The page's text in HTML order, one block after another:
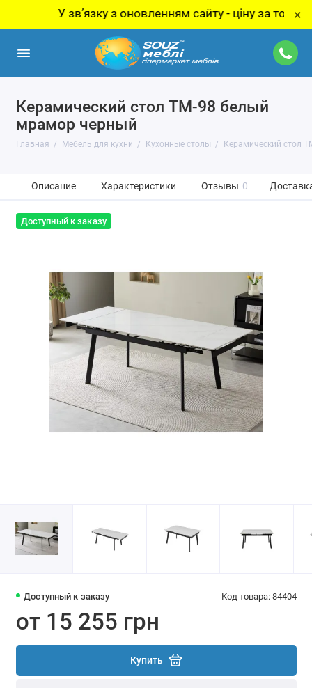
У звʼязку з оновленням сайту - ціну за товар ×
Керамический стол TM-98 белый
мрамор черный
Главная Мебель для кухни Кухонные столы Керамический стол
Описание Характеристики Отзывы 0
Доступный к заказу
Доступный к заказу Код товара: 84404
от 15 255 грн
Купить